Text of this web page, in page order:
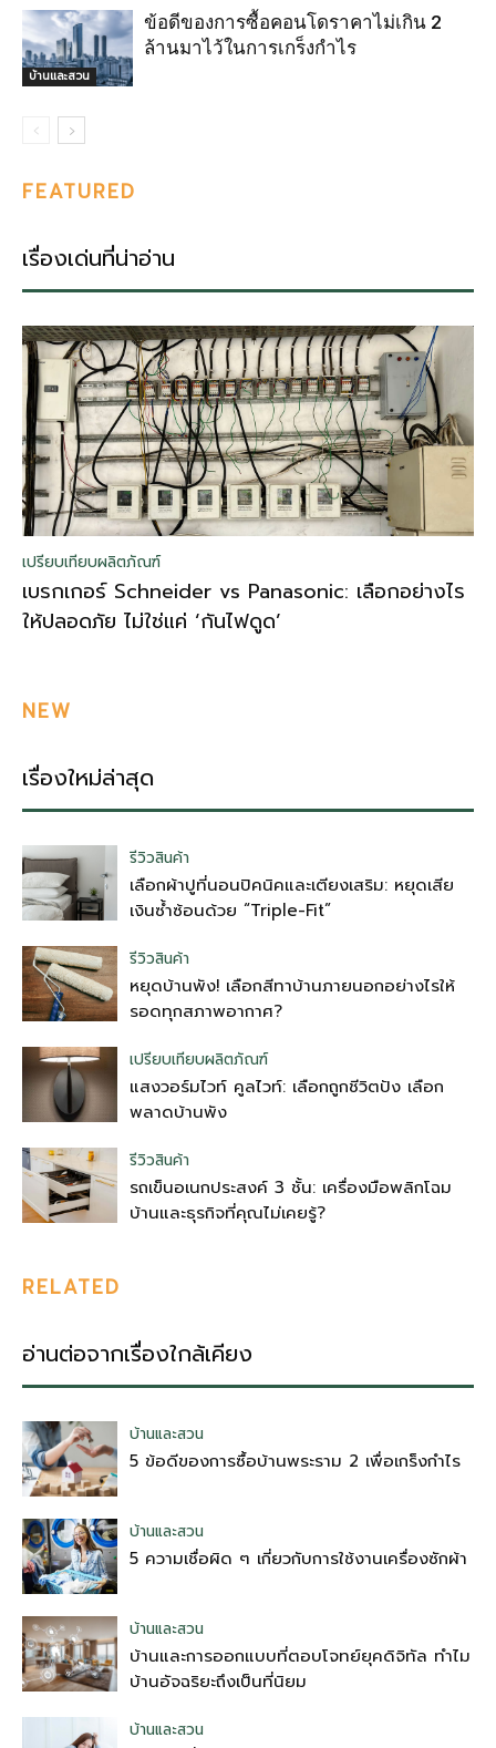
บ้านและสวน
ข้อดีของการซื้อคอนโดราคาไม่เกิน 2
ล้านมาไว้ในการเกร็งกำไร
FEATURED
เรื่องเด่นที่น่าอ่าน
เปรียบเทียบผลิตภัณฑ์
เบรกเกอร์ Schneider vs Panasonic: เลือกอย่างไร
ให้ปลอดภัย ไม่ใช่แค่ ‘กันไฟดูด’
NEW
เรื่องใหม่ล่าสุด
รีวิวสินค้า
เลือกผ้าปูที่นอนปิคนิคและเตียงเสริม: หยุดเสีย
เงินซ้ำซ้อนด้วย “Triple-Fit”
รีวิวสินค้า
หยุดบ้านพัง! เลือกสีทาบ้านภายนอกอย่างไรให้
รอดทุกสภาพอากาศ?
เปรียบเทียบผลิตภัณฑ์
แสงวอร์มไวท์ คูลไวท์: เลือกถูกชีวิตปัง เลือก
พลาดบ้านพัง
รีวิวสินค้า
รถเข็นอเนกประสงค์ 3 ชั้น: เครื่องมือพลิกโฉม
บ้านและธุรกิจที่คุณไม่เคยรู้?
RELATED
อ่านต่อจากเรื่องใกล้เคียง
บ้านและสวน
5 ข้อดีของการซื้อบ้านพระราม 2 เพื่อเกร็งกำไร
บ้านและสวน
5 ความเชื่อผิด ๆ เกี่ยวกับการใช้งานเครื่องซักผ้า
บ้านและสวน
บ้านและการออกแบบที่ตอบโจทย์ยุคดิจิทัล ทำไม
บ้านอัจฉริยะถึงเป็นที่นิยม
บ้านและสวน